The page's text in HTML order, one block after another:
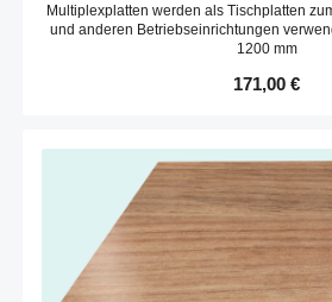
Multiplexplatten werden als Tischplatten
und anderen Betriebseinrichtungen
1200 mm
Regulärer Preis:
171,00 €